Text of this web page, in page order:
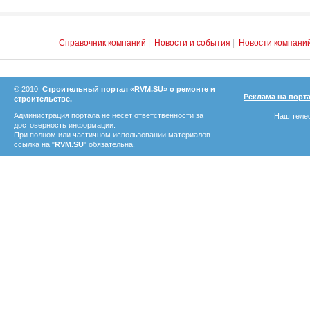
Справочник компаний Новости и события Новости
© 2010, Строительный портал «RVM.SU» о ремонте и
строительстве.
Администрация портала не несет ответственности за
достоверность информации.
При полном или частичном использовании материалов
ссылка на "RVM.SU" обязательна.
Реклама на
Наш